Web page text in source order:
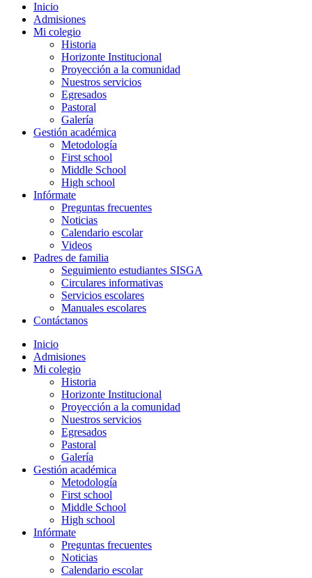
Inicio
Admisiones
Mi colegio
Historia
Horizonte Institucional
Proyección a la comunidad
Nuestros servicios
Egresados
Pastoral
Galería
Gestión académica
Metodología
First school
Middle School
High school
Infórmate
Preguntas frecuentes
Noticias
Calendario escolar
Videos
Padres de familia
Seguimiento estudiantes SISGA
Circulares informativas
Servicios escolares
Manuales escolares
Contáctanos
Inicio
Admisiones
Mi colegio
Historia
Horizonte Institucional
Proyección a la comunidad
Nuestros servicios
Egresados
Pastoral
Galería
Gestión académica
Metodología
First school
Middle School
High school
Infórmate
Preguntas frecuentes
Noticias
Calendario escolar